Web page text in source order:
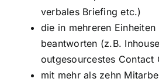
verbales Briefing etc.)
die in mehreren Einheiten
beantworten (z.B.
outgesourcestes Contact
mit mehr als zehn